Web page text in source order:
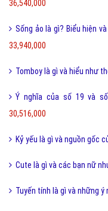
36,540,000
Sống ảo là gì? Biểu hiện
33,940,000
Tomboy là gì và hiểu như
Ý nghĩa của số 19 và
30,516,000
Kỷ yếu là gì và nguồn gốc
Cute là gì và các bạn nữ
Tuyến tính là gì và những